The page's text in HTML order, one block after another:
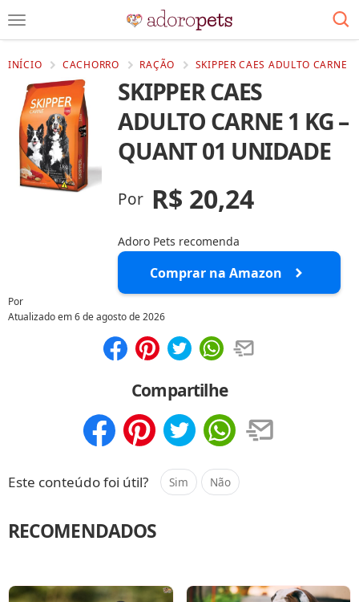
INÍCIO CACHORRO RAÇÃO SKIPPER CAES ADULTO CARNE
SKIPPER CAES
ADULTO CARNE 1 KG –
QUANT 01 UNIDADE
Por R$ 20,24
Adoro Pets recomenda
Comprar na Amazon
Por
Atualizado em6 de agosto de 2026
Compartilhe
Este conteúdo foi útil? Sim Não
RECOMENDADOS